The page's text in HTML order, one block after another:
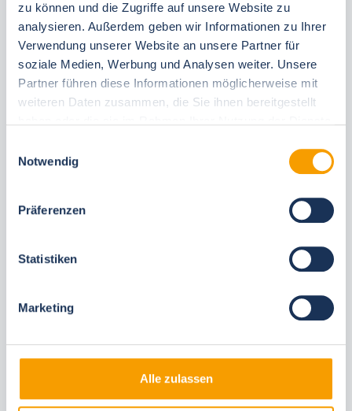
zu können und die Zugriffe auf unsere Website zu
analysieren. Außerdem geben wir Informationen zu Ihrer
Verwendung unserer Website an unsere Partner für
soziale Medien, Werbung und Analysen weiter. Unsere
Partner führen diese Informationen möglicherweise mit
weiteren Daten zusammen, die Sie ihnen bereitgestellt
Notwendig
Präferenzen
Statistiken
Marketing
Alle zulassen
30 Tage vor Anreise kostenfrei stornieren
Flexible An- und Abreise 24/7
Persönliche Beratungen
Schneller, direkter Support vor Ort
gefallen